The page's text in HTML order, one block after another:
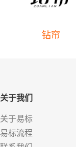
钻帘
关于我们
关于易标
易标流程